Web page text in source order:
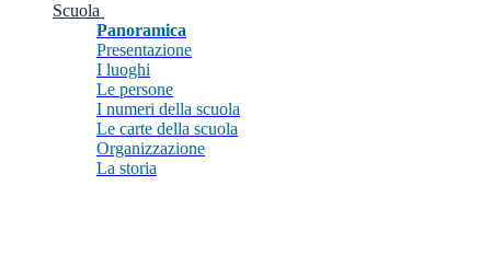
Scuola
Panoramica
Presentazione
I luoghi
Le persone
I numeri della scuola
Le carte della scuola
Organizzazione
La storia